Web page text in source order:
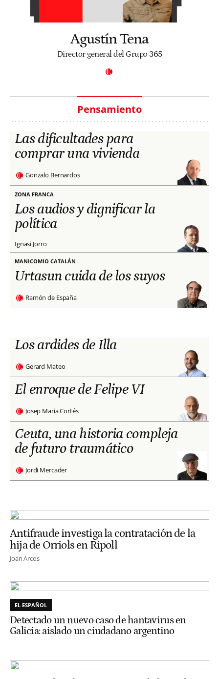
Agustín Tena
Director general del Grupo 365
Pensamiento
Las dificultades para
comprar una vivienda
Gonzalo Bernardos
ZONA FRANCA
Los audios y dignificar la
política
Ignasi Jorro
MANICOMIO CATALÁN
Urtasun cuida de los suyos
Ramón de España
Los ardides de Illa
Gerard Mateo
El enroque de Felipe VI
Josep Maria Cortés
Ceuta, una historia compleja
de futuro traumático
Jordi Mercader
Antifraude investiga la contratación de la
hija de Orriols en Ripoll
Joan Arcos
EL ESPAÑOL
Detectado un nuevo caso de hantavirus en
Galicia: aislado un ciudadano argentino